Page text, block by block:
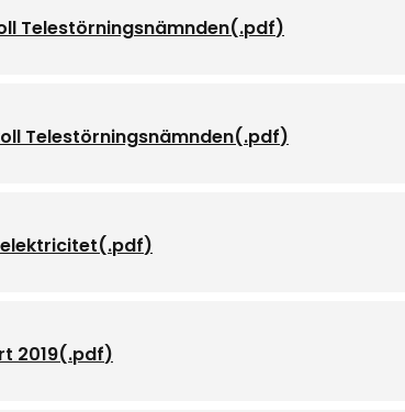
Telestörningsnämnden(.pdf)
Telestörningsnämnden(.pdf)
(.pdf)
2019(.pdf)